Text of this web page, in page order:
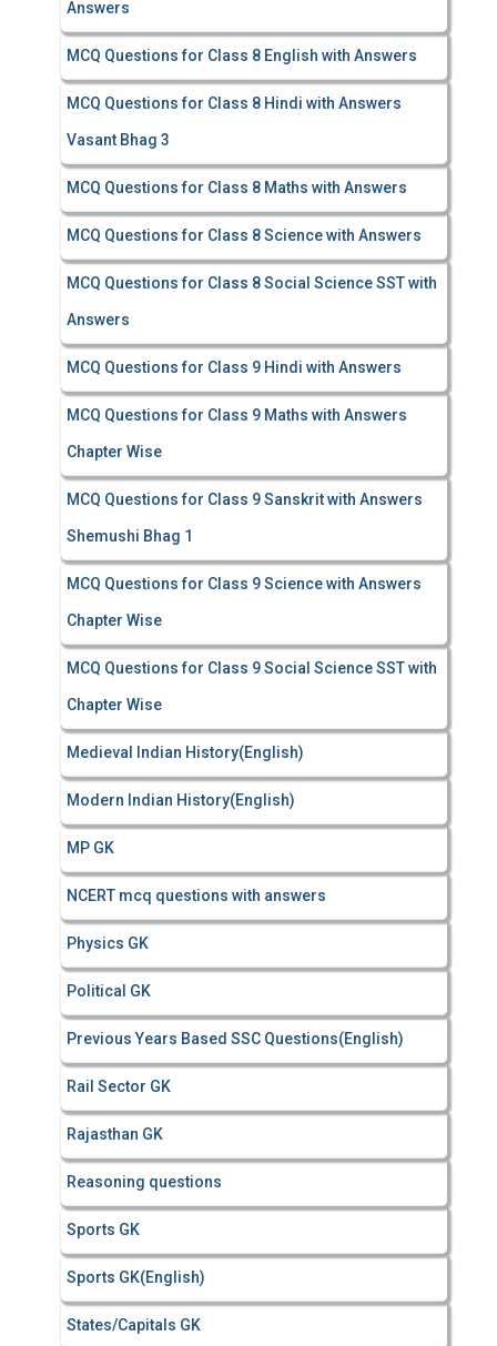
Answers
MCQ Questions for Class 8 English with Answers
MCQ Questions for Class 8 Hindi with Answers
Vasant Bhag 3
MCQ Questions for Class 8 Maths with Answers
MCQ Questions for Class 8 Science with Answers
MCQ Questions for Class 8 Social Science SST with
Answers
MCQ Questions for Class 9 Hindi with Answers
MCQ Questions for Class 9 Maths with Answers
Chapter Wise
MCQ Questions for Class 9 Sanskrit with Answers
Shemushi Bhag 1
MCQ Questions for Class 9 Science with Answers
Chapter Wise
MCQ Questions for Class 9 Social Science SST with
Chapter Wise
Medieval Indian History(English)
Modern Indian History(English)
MP GK
NCERT mcq questions with answers
Physics GK
Political GK
Previous Years Based SSC Questions(English)
Rail Sector GK
Rajasthan GK
Reasoning questions
Sports GK
Sports GK(English)
States/Capitals GK